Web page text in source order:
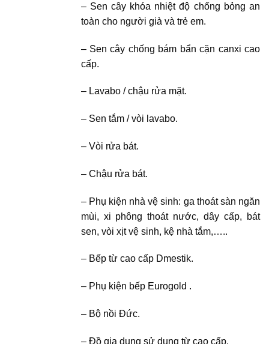
– Sen cây khóa nhiệt độ chống bỏng an
toàn cho người già và trẻ em.
– Sen cây chống bám bẩn cặn canxi cao
cấp.
– Lavabo / chậu rửa mặt.
– Sen tắm / vòi lavabo.
– Vòi rửa bát.
– Chậu rửa bát.
– Phụ kiện nhà vệ sinh: ga thoát sàn ngăn
mùi, xi phông thoát nước, dây cấp, bát
sen, vòi xịt vệ sinh, kệ nhà tắm,…..
– Bếp từ cao cấp Dmestik.
– Phụ kiện bếp Eurogold .
– Bộ nồi Đức.
– Đồ gia dụng sử dụng từ cao cấp.